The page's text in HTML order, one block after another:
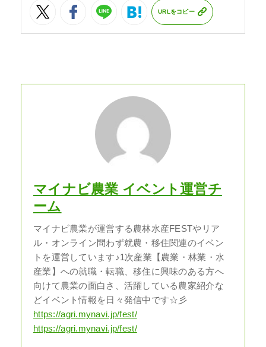
URLをコピー
マイナビ農業 イベント運営チ
ーム
マイナビ農業が運営する農林水産FESTやリア
ル・オンライン問わず就農・移住関連のイベン
トを運営しています♪1次産業【農業・林業・水
産業】への就職・転職、移住に興味のある方へ
向けて農業の面白さ、活躍している農家紹介な
どイベント情報を日々発信中です☆彡
https://agri.mynavi.jp/fest/
https://agri.mynavi.jp/fest/